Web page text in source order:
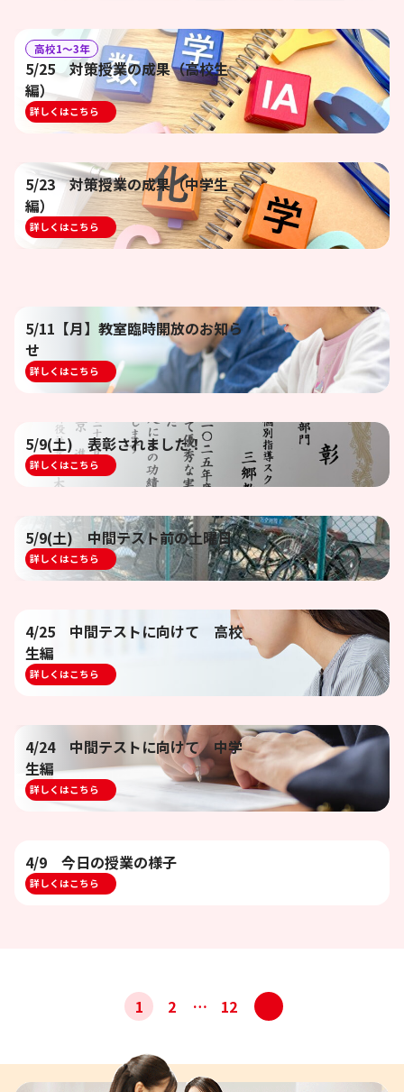
高校1〜3年
5/25 対策授業の成果（高校生
編）
詳しくはこちら
5/23 対策授業の成果（中学生
編）
詳しくはこちら
5/11【月】教室臨時開放のお知ら
せ
詳しくはこちら
5/9(土) 表彰されました！
詳しくはこちら
5/9(土) 中間テスト前の土曜日
詳しくはこちら
4/25 中間テストに向けて 高校
生編
詳しくはこちら
4/24 中間テストに向けて 中学
生編
詳しくはこちら
4/9 今日の授業の様子
詳しくはこちら
1 2 … 12